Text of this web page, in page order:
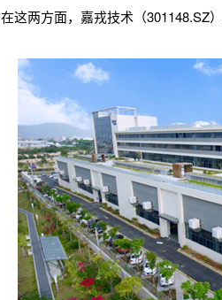
在这两方面，嘉戎技术（301148.SZ